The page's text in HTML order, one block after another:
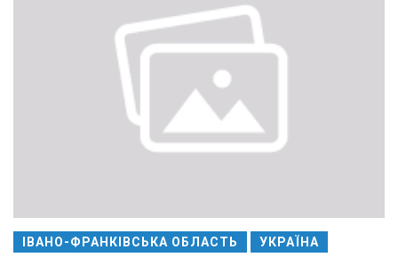
ІВАНО-ФРАНКІВСЬКА ОБЛАСТЬ УКРАЇНА